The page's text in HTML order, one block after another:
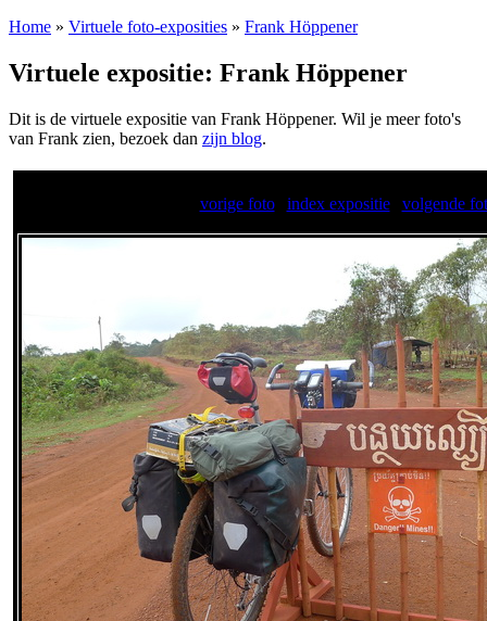
Home » Virtuele foto-exposities » Frank Höppener
Virtuele expositie: Frank Höppener
Dit is de virtuele expositie van Frank Höppener. Wil je meer foto's
van Frank zien, bezoek dan zijn blog.
vorige foto| index expositie| volgende